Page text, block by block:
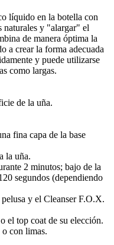
líquido en la botella con
naturales y "alargar" el
de manera óptima la
a crear la forma adecuada
y puede utilizarse
como largas.
de la uña.
fina capa de la base
la uña.
2 minutos; bajo de la
segundos (dependiendo
y el Cleanser F.O.X.
el top coat de su elección.
con limas.